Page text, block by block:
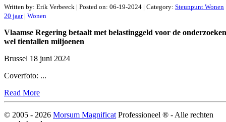
Written by: Erik Verbeeck | Posted on: 06-19-2024 | Category: Steunpunt Wonen
20 jaar| Wonen
Vlaamse Regering betaalt met belastinggeld voor de onderzoeken
wel tientallen miljoenen
Brussel 18 juni 2024
Coverfoto: ...
Read More
© 2005 - 2026 Morsum Magnificat Professioneel ® - Alle rechten